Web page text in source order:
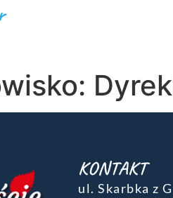
KONTAKT
ul. Skarbka z